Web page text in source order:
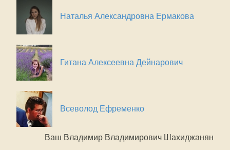
Наталья Александровна Ермакова
Гитана Алексеевна Дейнарович
Всеволод Ефременко
Ваш Владимир Владимирович Шахиджанян